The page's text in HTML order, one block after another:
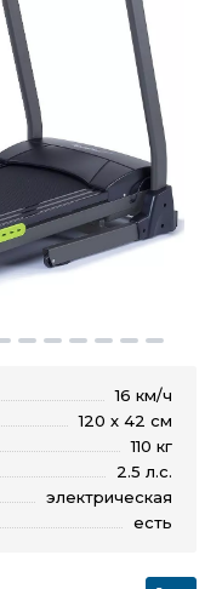
16 км/ч
120 х 42 см
110 кг
2.5 л.с.
электрическая
есть